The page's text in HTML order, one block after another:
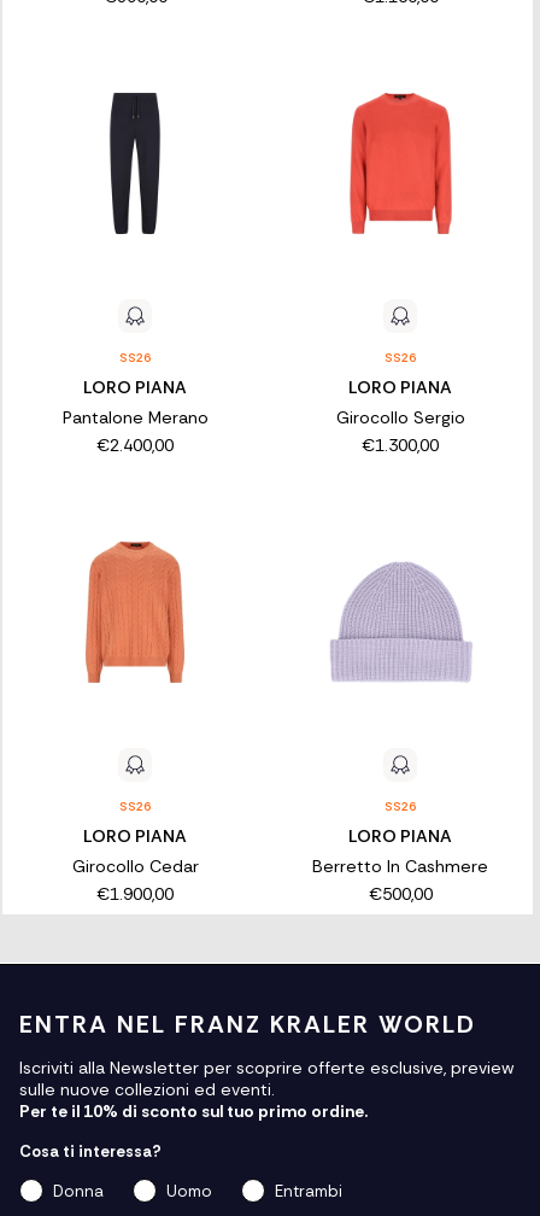
SS26
LORO PIANA
Pantalone Merano
€2.400,00
SS26
LORO PIANA
Girocollo Sergio
€1.300,00
SS26
LORO PIANA
Girocollo Cedar
€1.900,00
SS26
LORO PIANA
Berretto In Cashmere
€500,00
ENTRA NEL FRANZ KRALER WORLD
Iscriviti alla Newsletter per scoprire offerte esclusive, preview
sulle nuove collezioni ed eventi.
Per te il 10% di sconto sul tuo primo ordine.
Cosa ti interessa?
Donna
Uomo
Entrambi